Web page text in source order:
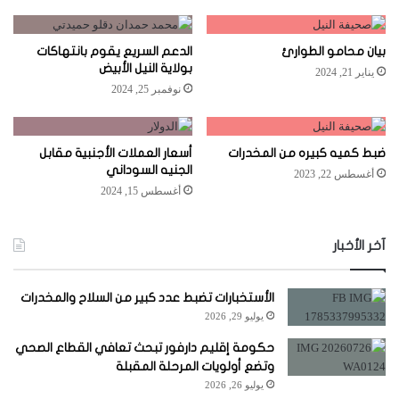
بيان محامو الطوارئ
يناير 21, 2024
الدعم السريع يقوم بانتهاكات
بولاية النيل الأبيض
نوفمبر 25, 2024
ضبط كميه كبيره من المخدرات
أغسطس 22, 2023
أسعار العملات الأجنبية مقابل
الجنيه السوداني
أغسطس 15, 2024
آخر الأخبار
الأستخبارات تضبط عدد كبير من السلاح والمخدرات
يوليو 29, 2026
حكومة إقليم دارفور تبحث تعافي القطاع الصحي
وتضع أولويات المرحلة المقبلة
يوليو 26, 2026